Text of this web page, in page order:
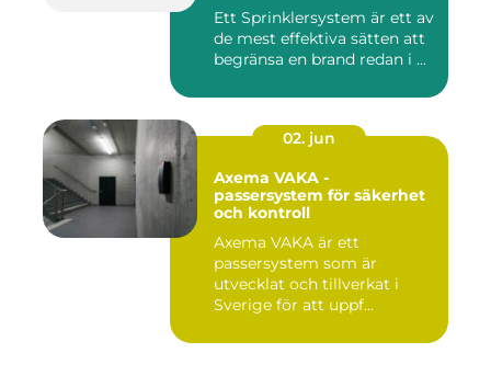
Ett Sprinklersystem är ett av
de mest effektiva sätten att
begränsa en brand redan i ...
02. jun
Axema VAKA -
passersystem för säkerhet
och kontroll
Axema VAKA är ett
passersystem som är
utvecklat och tillverkat i
Sverige för att uppf...